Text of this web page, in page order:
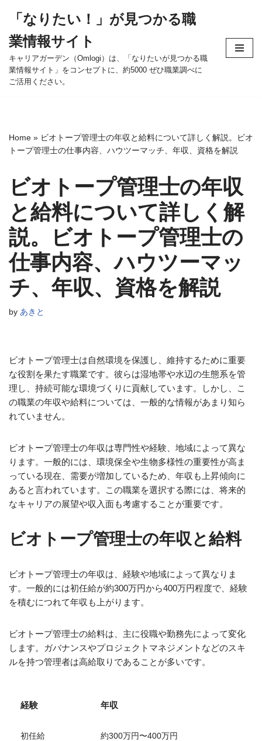
ン
テ
ン
ツ
ッ
プ
「なりたい！」が見つかる職
業情報サイト
キャリアガーデン（Omlogi）は、「なりたいが見つかる職
業情報サイト」をコンセプトに、約5000 ぜひ職業調べに
ご活用ください。
Home » ビオトープ管理士の年収と給料について詳しく解説。ビオ
トープ管理士の仕事内容、ハウツーマッチ、年収、資格を解説
ビオトープ管理士の年収
と給料について詳しく解
説。ビオトープ管理士の
仕事内容、ハウツーマッ
チ、年収、資格を解説
by あきと
ビオトープ管理士は自然環境を保護し、維持するために重要
な役割を果たす職業です。彼らは湿地帯や水辺の生態系を管
理し、持続可能な環境づくりに貢献しています。しかし、こ
の職業の年収や給料については、一般的な情報があまり知ら
れていません。
ビオトープ管理士の年収は専門性や経験、地域によって異な
ります。一般的には、環境保全や生物多様性の重要性が高ま
っている現在、需要が増加しているため、年収も上昇傾向に
あると言われています。この職業を選択する際には、将来的
なキャリアの展望や収入面も考慮することが重要です。
ビオトープ管理士の年収と給料
ビオトープ管理士の年収は、経験や地域によって異なりま
す。一般的には初任給が約300万円から400万円程度で、経験
を積むにつれて年収も上がります。
ビオトープ管理士の給料は、主に役職や勤務先によって変化
します。ガバナンスやプロジェクトマネジメントなどのスキ
ルを持つ管理者は高給取りであることが多いです。
経験 年収
初任給 約300万円〜400万円